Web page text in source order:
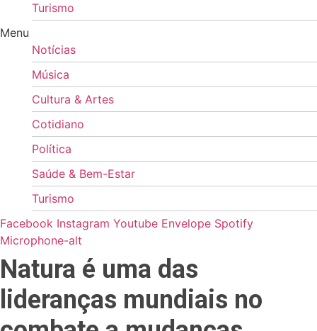
Turismo
Menu
Notícias
Música
Cultura & Artes
Cotidiano
Política
Saúde & Bem-Estar
Turismo
Facebook Instagram Youtube Envelope Spotify
Microphone-alt
Natura é uma das
lideranças mundiais no